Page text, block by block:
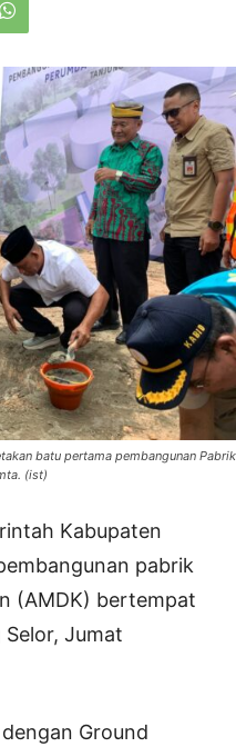
batu pertama pembangunan Pabrik
(ist)
Kabupaten
pabrik
(AMDK) bertempat
Selor, Jumat
Ground